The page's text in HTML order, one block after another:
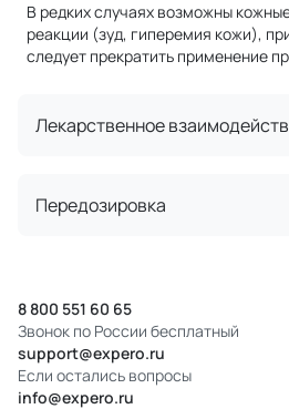
В редких случаях возможны
реакции (зуд, гиперемия кожи),
следует прекратить применение
Лекарственное
Передозировка
8 800 551 60 65
Звонок по России бесплатный
support@expero.ru
Если остались вопросы
info@expero.ru